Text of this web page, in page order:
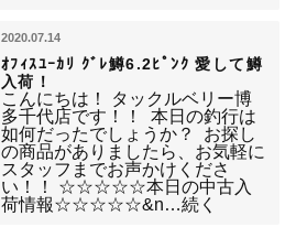
2020.07.14
ｵﾌｨｽﾕｰｶﾘ ｸﾞﾚ鱒6.2ﾋﾟﾝｸ 愛して鱒
入荷！
こんにちは！ タックルベリー博
多千代店です！！ 本日の釣行は
如何だったでしょうか？ お探し
の商品がありましたら、お気軽に
スタッフまでお声かけくださ
い！！ ☆☆☆☆☆本日の中古入
荷情報☆☆☆☆☆&n…続く